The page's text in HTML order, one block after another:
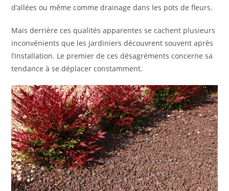
d’allées ou même comme drainage dans les pots de fleurs.
Mais derrière ces qualités apparentes se cachent plusieurs
inconvénients que les jardiniers découvrent souvent après
l’installation. Le premier de ces désagréments concerne sa
tendance à se déplacer constamment.